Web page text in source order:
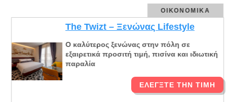
ΟΙΚΟΝΟΜΙΚΆ
The Twizt – Ξενώνας Lifestyle
Ο καλύτερος ξενώνας στην πόλη σε
εξαιρετικά προσιτή τιμή, πισίνα και ιδιωτική
παραλία
ΕΛΈΓΞΤΕ ΤΗΝ ΤΙΜΉ